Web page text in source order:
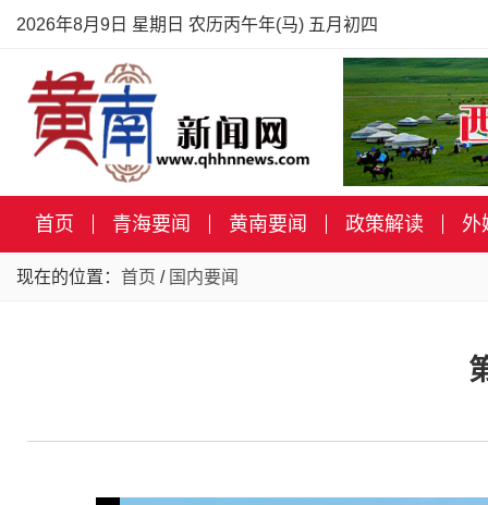
2026年8月9日 星期日 农历丙午年(马) 五月初四
首页 青海要闻 黄南要闻 政策解读 外
现在的位置： 首页 / 国内要闻